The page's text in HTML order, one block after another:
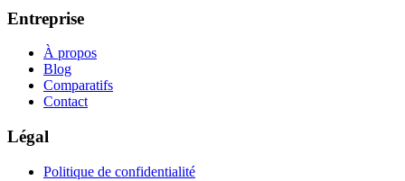
Entreprise
À propos
Blog
Comparatifs
Contact
Légal
Politique de confidentialité